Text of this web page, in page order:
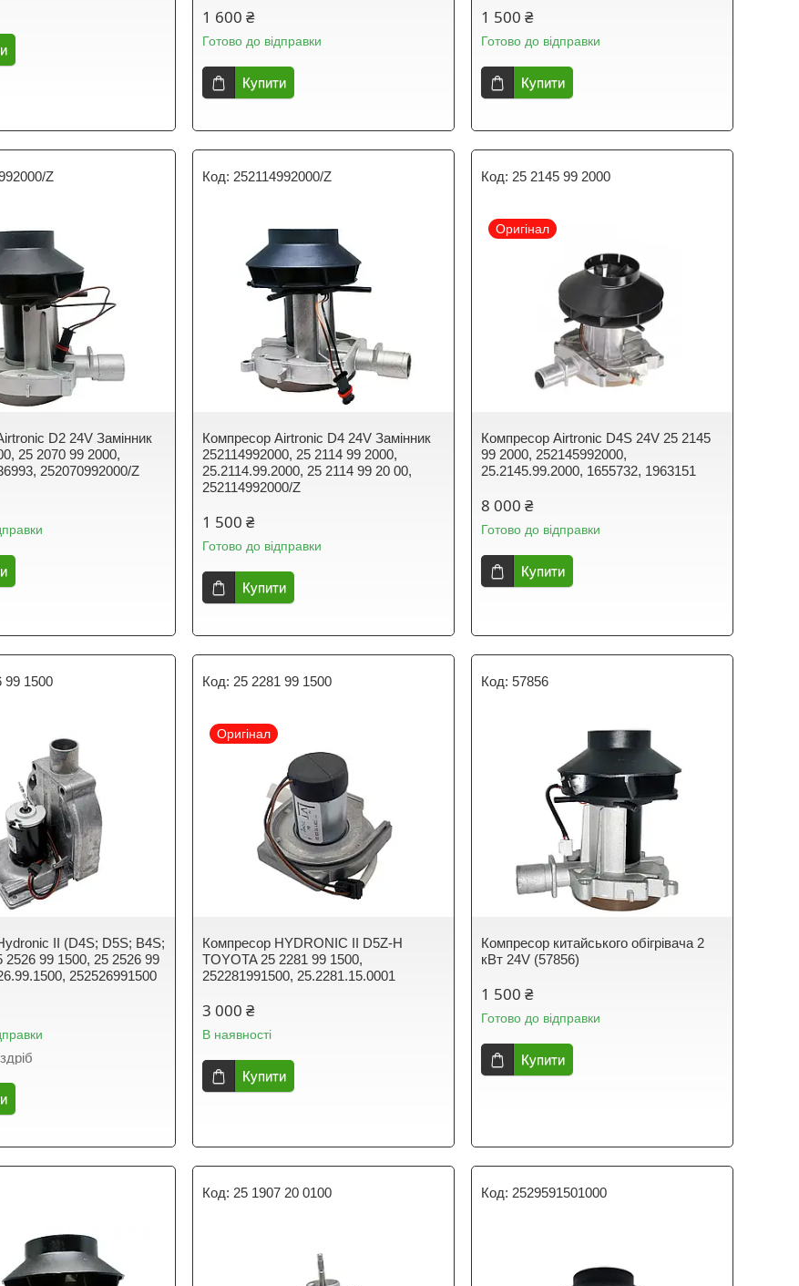
1 600 ₴
Готово до відправки
Купити
1 500 ₴
Готово до відправки
Купити
Z
D2 24V Замінник
25 2070 99 2000,
252070992000/Z
252114992000/Z
Компресор Airtronic D4 24V Замінник
252114992000, 25 2114 99 2000,
25.2114.99.2000, 25 2114 99 20 00,
252114992000/Z
1 500 ₴
Готово до відправки
Купити
25 2145 99 2000
Оригінал
Компресор Airtronic D4S 24V 25 2145
99 2000, 252145992000,
25.2145.99.2000, 1655732, 1963151
8 000 ₴
Готово до відправки
Купити
99 1500
II (D4S; D5S; B4S;
2526 99 1500, 25 2526 99
252526991500
25 2281 99 1500
Оригінал
Компресор HYDRONIC II D5Z-H
TOYOTA 25 2281 99 1500,
252281991500, 25.2281.15.0001
3 000 ₴
В наявності
Купити
57856
Компресор китайського обігрівача 2
кВт 24V (57856)
1 500 ₴
Готово до відправки
Купити
25 1907 20 0100 2529591501000